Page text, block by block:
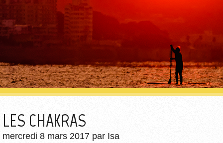
LES CHAKRAS
mercredi 8 mars 2017 par Isa